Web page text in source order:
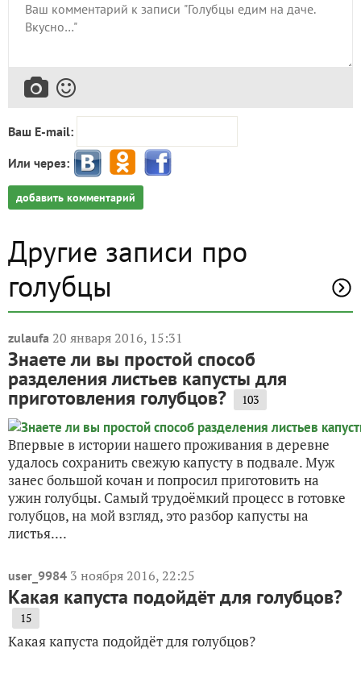
Ваш E-mail:
Или через:
добавить комментарий
Другие записи про
голубцы
zulaufa 20 января 2016, 15:31
Знаете ли вы простой способ
разделения листьев капусты для
приготовления голубцов? 103
Впервые в истории нашего проживания в деревне
удалось сохранить свежую капусту в подвале. Муж
занес большой кочан и попросил приготовить на
ужин голубцы. Самый трудоёмкий процесс в готовке
голубцов, на мой взгляд, это разбор капусты на
листья....
user_9984 3 ноября 2016, 22:25
Какая капуста подойдёт для голубцов?
15
Какая капуста подойдёт для голубцов?